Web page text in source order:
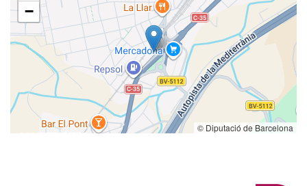
−
© Diputació de Barcelona